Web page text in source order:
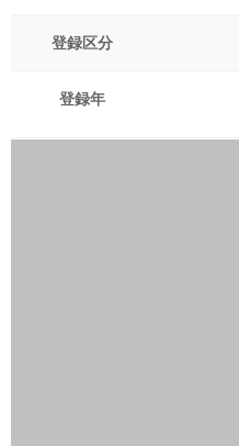
登録区分
登録年